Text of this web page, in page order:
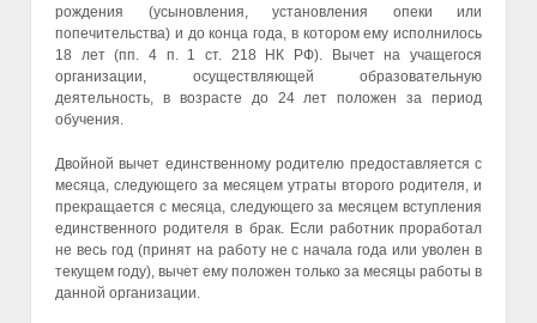
рождения (усыновления, установления опеки или
попечительства) и до конца года, в котором ему исполнилось
18 лет (пп. 4 п. 1 ст. 218 НК РФ). Вычет на учащегося
организации, осуществляющей образовательную
деятельность, в возрасте до 24 лет положен за период
обучения.
Двойной вычет единственному родителю предоставляется с
месяца, следующего за месяцем утраты второго родителя, и
прекращается с месяца, следующего за месяцем вступления
единственного родителя в брак. Если работник проработал
не весь год (принят на работу не с начала года или уволен в
текущем году), вычет ему положен только за месяцы работы в
данной организации.